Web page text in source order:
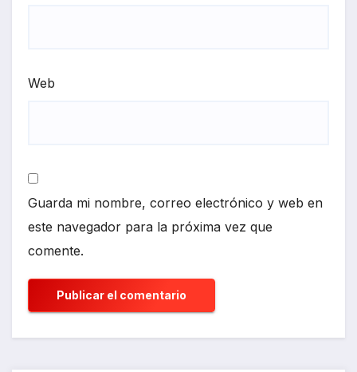
Web
Guarda mi nombre, correo electrónico y web en
este navegador para la próxima vez que
comente.